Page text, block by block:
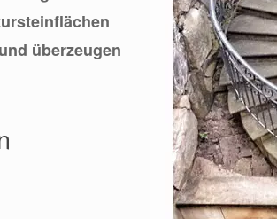
überzeugen